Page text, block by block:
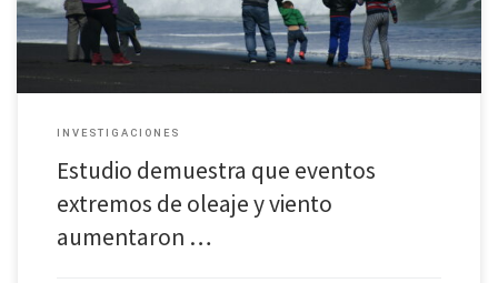
INVESTIGACIONES
Estudio demuestra que eventos
extremos de oleaje y viento
aumentaron …